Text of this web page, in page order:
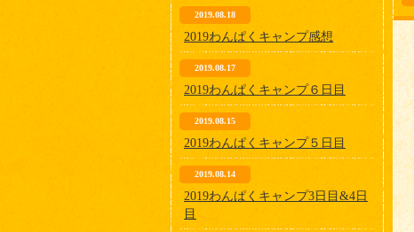
2019.08.18
2019わんぱくキャンプ感想
2019.08.17
2019わんぱくキャンプ６日目
2019.08.15
2019わんぱくキャンプ５日目
2019.08.14
2019わんぱくキャンプ3日目&4日
目